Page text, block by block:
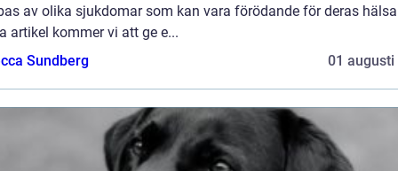
av olika sjukdomar som kan vara förödande för deras
artikel kommer vi att ge e...
Sundberg
01 augusti